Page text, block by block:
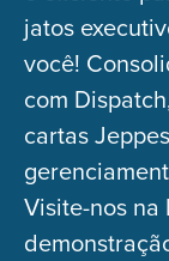
jatos
você!
com
cartas
Visite-nos na